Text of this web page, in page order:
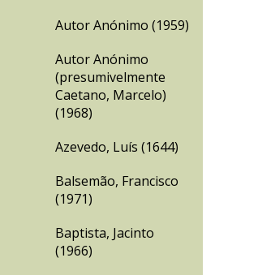
Autor Anónimo (1959)
Autor Anónimo
(presumivelmente
Caetano, Marcelo)
(1968)
Azevedo, Luís (1644)
Balsemão, Francisco
(1971)
Baptista, Jacinto
(1966)